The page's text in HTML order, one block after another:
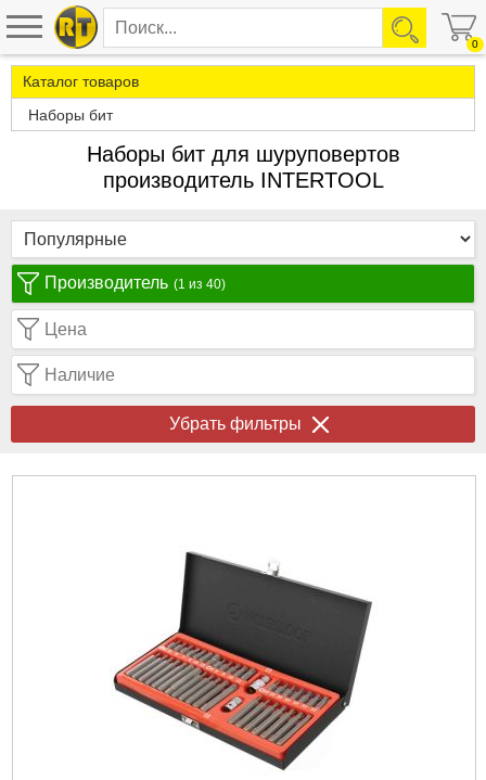
0
Каталог товаров
Наборы бит
Наборы бит для шуруповертов
производитель INTERTOOL
Производитель (1 из 40)
Цена
Наличие
Убрать фильтры